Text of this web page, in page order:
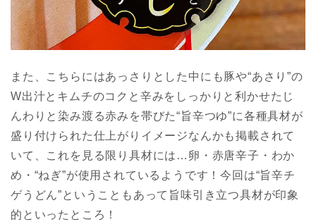
また、こちらにはあっさりとした中にも豚や“あさり”の
W出汁とキムチのコクと辛みをしっかりと利かせたじ
んわりと染み渡る赤みを帯びた“旨辛つゆ”に各種具材が
盛り付けられた仕上がりイメージなんかも掲載されて
いて、これを見る限り具材には…卵・赤唐辛子・わか
め・“ねぎ”が使用されているようです！今回は“旨辛チ
ゲうどん”ということもあって旨味引き立つ具材が印象
的といったところ！